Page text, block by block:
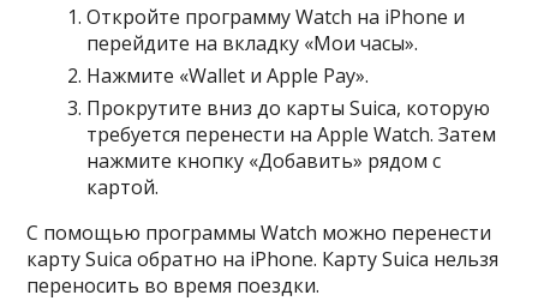
Откройте программу Watch на iPhone и
перейдите на вкладку «Мои часы».
Нажмите «Wallet и Apple Pay».
Прокрутите вниз до карты Suica, которую
требуется перенести на Apple Watch. Затем
нажмите кнопку «Добавить» рядом с
картой.
С помощью программы Watch можно перенести
карту Suica обратно на iPhone. Карту Suica нельзя
переносить во время поездки.